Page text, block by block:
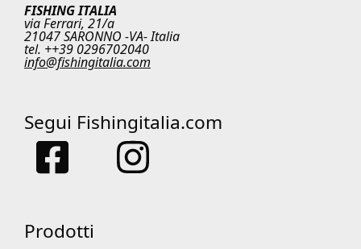
FISHING ITALIA
via Ferrari, 21/a
21047 SARONNO -VA- Italia
tel. ++39 0296702040
info@fishingitalia.com
Segui Fishingitalia.com
Prodotti